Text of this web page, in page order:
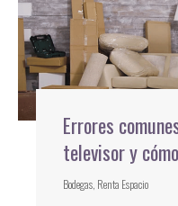
Errores
televisor y
Bodegas Renta Espacio